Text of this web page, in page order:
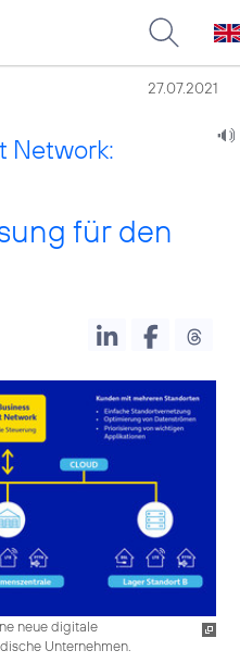
27.07.2021
Network:
für den
neue digitale
Unternehmen.